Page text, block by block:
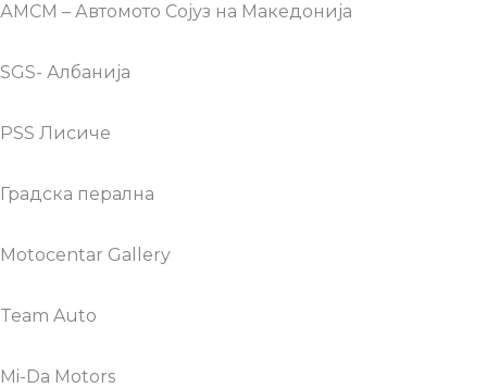
АМСМ – Автомото Сојуз на Македонија
SGS- Албанија
PSS Лисиче
Градска перална
Motocentar Gallery
Team Auto
Mi-Da Motors